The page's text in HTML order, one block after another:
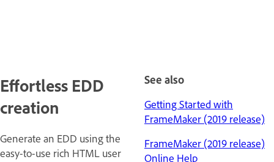
Effortless EDD
creation
Generate an EDD using the
easy-to-use rich HTML user
See also
Getting Started with
FrameMaker (2019 release)
FrameMaker (2019 release)
Online Help